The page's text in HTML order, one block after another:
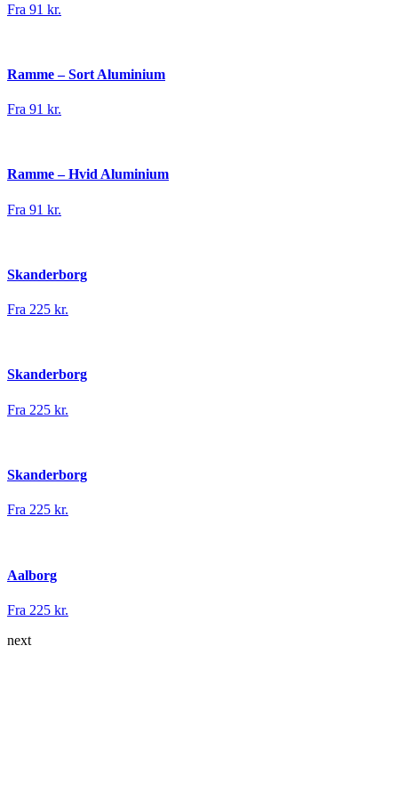
Fra 91 kr.
Ramme – Sort Aluminium
Fra 91 kr.
Ramme – Hvid Aluminium
Fra 91 kr.
Skanderborg
Fra 225 kr.
Skanderborg
Fra 225 kr.
Skanderborg
Fra 225 kr.
Aalborg
Fra 225 kr.
next